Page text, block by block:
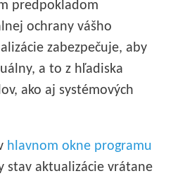
predpokladom
ochrany vášho
zabezpečuje, aby
a to z hľadiska
ako aj systémových
hlavnom okne programu
stav aktualizácie vrátane